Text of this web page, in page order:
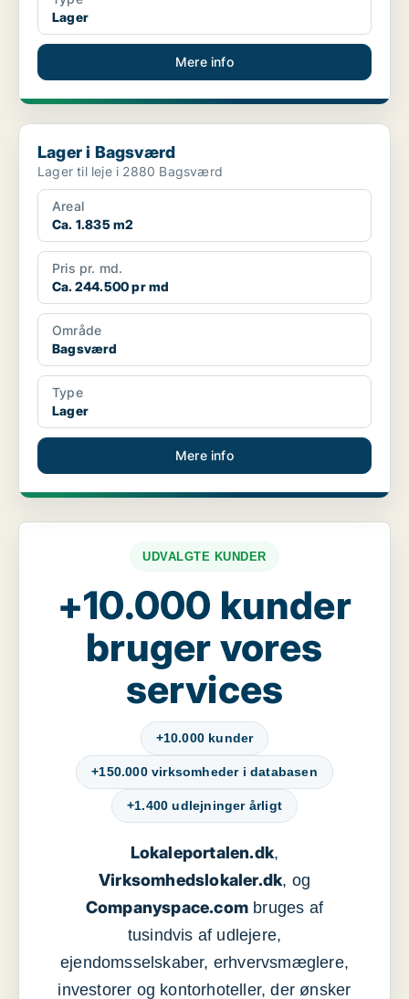
Lager
Mere info
Lager i Bagsværd
Lager i Bagsværd
Lager til leje i 2880 Bagsværd
Areal
Ca. 1.835 m2
Pris pr. md.
Ca. 244.500 pr md
Område
Bagsværd
Type
Lager
Mere info
UDVALGTE KUNDER
+10.000 kunder
bruger vores
services
+10.000 kunder
+150.000 virksomheder i databasen
+1.400 udlejninger årligt
Lokaleportalen.dk,
Virksomhedslokaler.dk, og
Companyspace.com bruges af
tusindvis af udlejere,
ejendomsselskaber, erhvervsmæglere,
investorer og kontorhoteller, der ønsker